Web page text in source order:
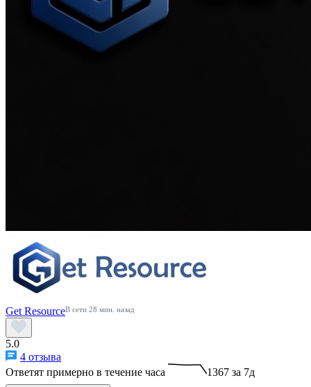
Get ResourceВ сети 28 мин. назад
5.0
4 отзыва
Ответят примерно в течение часа
1367 за 7д